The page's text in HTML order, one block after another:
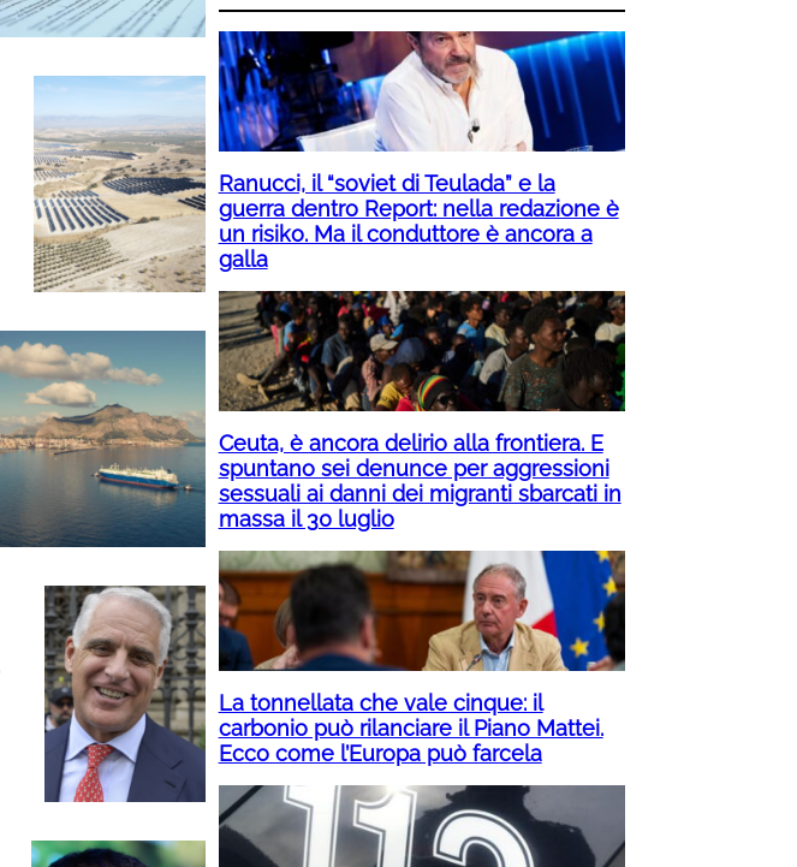
Ranucci, il “soviet di Teulada” e la
guerra dentro Report: nella redazione è
un risiko. Ma il conduttore è ancora a
galla
Ceuta, è ancora delirio alla frontiera. E
spuntano sei denunce per aggressioni
sessuali ai danni dei migranti sbarcati in
massa il 30 luglio
La tonnellata che vale cinque: il
carbonio può rilanciare il Piano Mattei.
Ecco come l’Europa può farcela